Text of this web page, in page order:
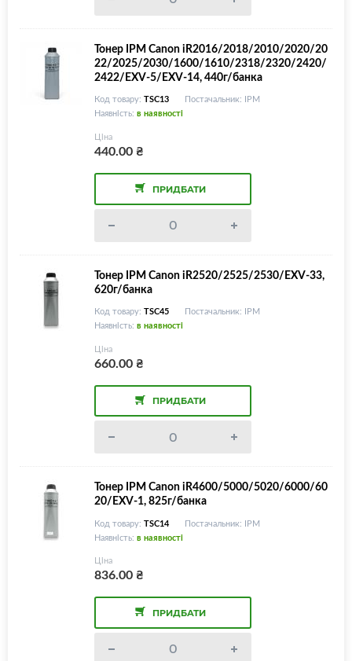
Тонер IPM Canon iR2016/2018/2010/2020/20
22/2025/2030/1600/1610/2318/2320/2420/
2422/EXV-5/EXV-14, 440г/банка
Код товару: TSC13
Постачальник: IPM
Наявність: в наявності
Ціна
440.00₴
ПРИДБАТИ
Тонер IPM Canon iR2520/2525/2530/EXV-33,
620г/банка
Код товару: TSC45
Постачальник: IPM
Наявність: в наявності
Ціна
660.00₴
ПРИДБАТИ
Тонер IPM Canon iR4600/5000/5020/6000/60
20/EXV-1, 825г/банка
Код товару: TSC14
Постачальник: IPM
Наявність: в наявності
Ціна
836.00₴
ПРИДБАТИ